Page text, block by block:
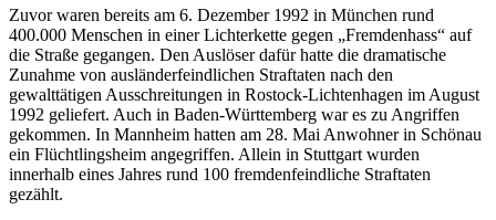
Zuvor waren bereits am 6. Dezember 1992 in München rund
400.000 Menschen in einer Lichterkette gegen „Fremdenhass“ auf
die Straße gegangen. Den Auslöser dafür hatte die dramatische
Zunahme von ausländerfeindlichen Straftaten nach den
gewalttätigen Ausschreitungen in Rostock-Lichtenhagen im August
1992 geliefert. Auch in Baden-Württemberg war es zu Angriffen
gekommen. In Mannheim hatten am 28. Mai Anwohner in Schönau
ein Flüchtlingsheim angegriffen. Allein in Stuttgart wurden
innerhalb eines Jahres rund 100 fremdenfeindliche Straftaten
gezählt.